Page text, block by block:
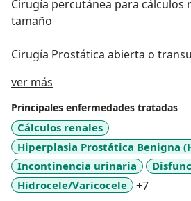
Cirugía percutánea para cálculos
tamaño
Cirugía Prostática abierta o
Biopsia transrectal de la próstata
ver más
Principales enfermedades tratadas
Cálculos renales
Hiperplasia Prostática Benigna
Incontinencia urinaria
Hidrocele/Varicocele
+7